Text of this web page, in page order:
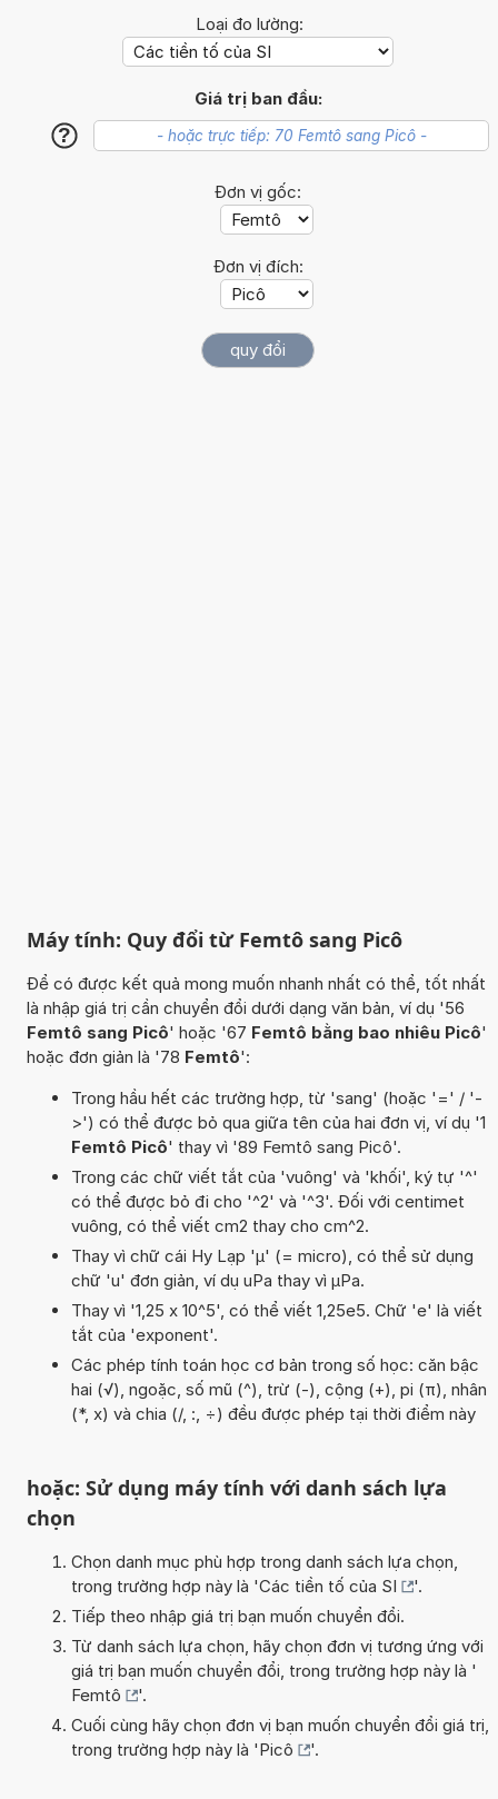
Loại đo lường:
Giá trị ban đầu:
?
Đơn vị gốc:
Đơn vị đích:
Máy tính: Quy đổi từ Femtô sang Picô
Để có được kết quả mong muốn nhanh nhất có thể, tốt nhất
là nhập giá trị cần chuyển đổi dưới dạng văn bản, ví dụ '56
Femtô sang Picô' hoặc '67 Femtô bằng bao nhiêu Picô'
hoặc đơn giản là '78 Femtô':
Trong hầu hết các trường hợp, từ 'sang' (hoặc '=' / '-
>') có thể được bỏ qua giữa tên của hai đơn vị, ví dụ '1
Femtô Picô' thay vì '89 Femtô sang Picô'.
Trong các chữ viết tắt của 'vuông' và 'khối', ký tự '^'
có thể được bỏ đi cho '^2' và '^3'. Đối với centimet
vuông, có thể viết cm2 thay cho cm^2.
Thay vì chữ cái Hy Lạp 'µ' (= micro), có thể sử dụng
chữ 'u' đơn giản, ví dụ uPa thay vì µPa.
Thay vì '1,25 x 10^5', có thể viết 1,25e5. Chữ 'e' là viết
tắt của 'exponent'.
Các phép tính toán học cơ bản trong số học: căn bậc
hai (√), ngoặc, số mũ (^), trừ (-), cộng (+), pi (π), nhân
(*, x) và chia (/, :, ÷) đều được phép tại thời điểm này
hoặc: Sử dụng máy tính với danh sách lựa
chọn
Chọn danh mục phù hợp trong danh sách lựa chọn,
trong trường hợp này là 'Các tiền tố của SI
'.
Tiếp theo nhập giá trị bạn muốn chuyển đổi.
Từ danh sách lựa chọn, hãy chọn đơn vị tương ứng với
giá trị bạn muốn chuyển đổi, trong trường hợp này là '
Femtô
'.
Cuối cùng hãy chọn đơn vị bạn muốn chuyển đổi giá trị,
trong trường hợp này là 'Picô '.